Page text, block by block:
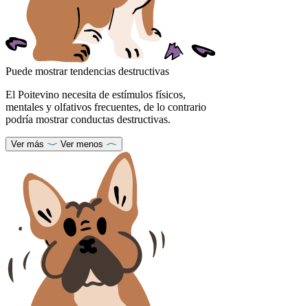
Puede mostrar tendencias destructivas
El Poitevino necesita de estímulos físicos,
mentales y olfativos frecuentes, de lo contrario
podría mostrar conductas destructivas.
Ver más Ver menos